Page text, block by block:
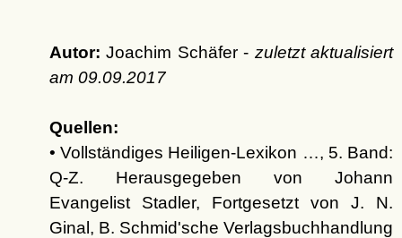
Autor: Joachim Schäfer - zuletzt aktualisiert
am 09.09.2017
Quellen:
• Vollständiges Heiligen-Lexikon …, 5. Band:
Q-Z. Herausgegeben von Johann
Evangelist Stadler, Fortgesetzt von J. N.
Ginal, B. Schmid'sche Verlagsbuchhandlung